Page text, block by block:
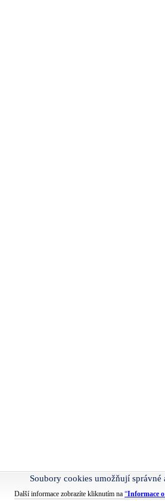
Soubory cookies umožňují
Další informace zobrazíte kliknutím na “Informace